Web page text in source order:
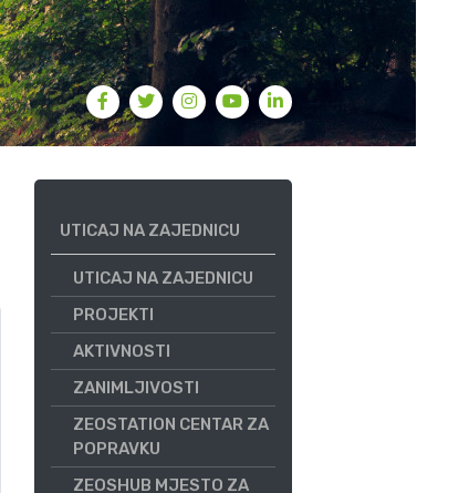
UTICAJ NA ZAJEDNICU
UTICAJ NA ZAJEDNICU
PROJEKTI
AKTIVNOSTI
ZANIMLJIVOSTI
ZEOSTATION CENTAR ZA
POPRAVKU
ZEOSHUB MJESTO ZA